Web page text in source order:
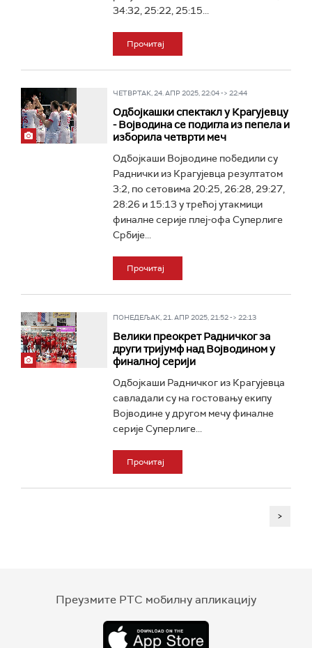
34:32, 25:22, 25:15...
Прочитај
ЧЕТВРТАК, 24. АПР 2025, 22:04 -> 22:44
Одбојкашки спектакл у Крагујевцу
- Војводина се подигла из пепела и
изборила четврти меч
Одбојкаши Војводине победили су
Раднички из Крагујевца резултатом
3:2, по сетовима 20:25, 26:28, 29:27,
28:26 и 15:13 у трећој утакмици
финалне серије плеј-офа Суперлиге
Србије...
Прочитај
ПОНЕДЕЉАК, 21. АПР 2025, 21:52 -> 22:13
Велики преокрет Радничког за
други тријумф над Војводином у
финалној серији
Одбојкаши Радничког из Крагујевца
савладали су на гостовању екипу
Војводине у другом мечу финалне
серије Суперлиге...
Прочитај
>
Преузмите РТС мобилну апликацију